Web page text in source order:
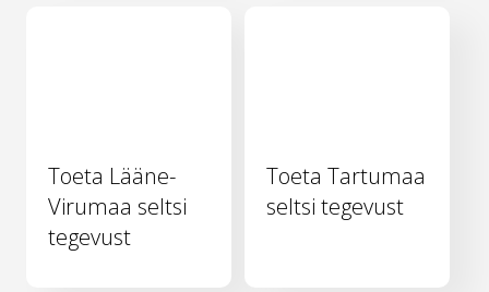
Toeta Lääne-
Virumaa seltsi
tegevust
Toeta Tartumaa
seltsi tegevust